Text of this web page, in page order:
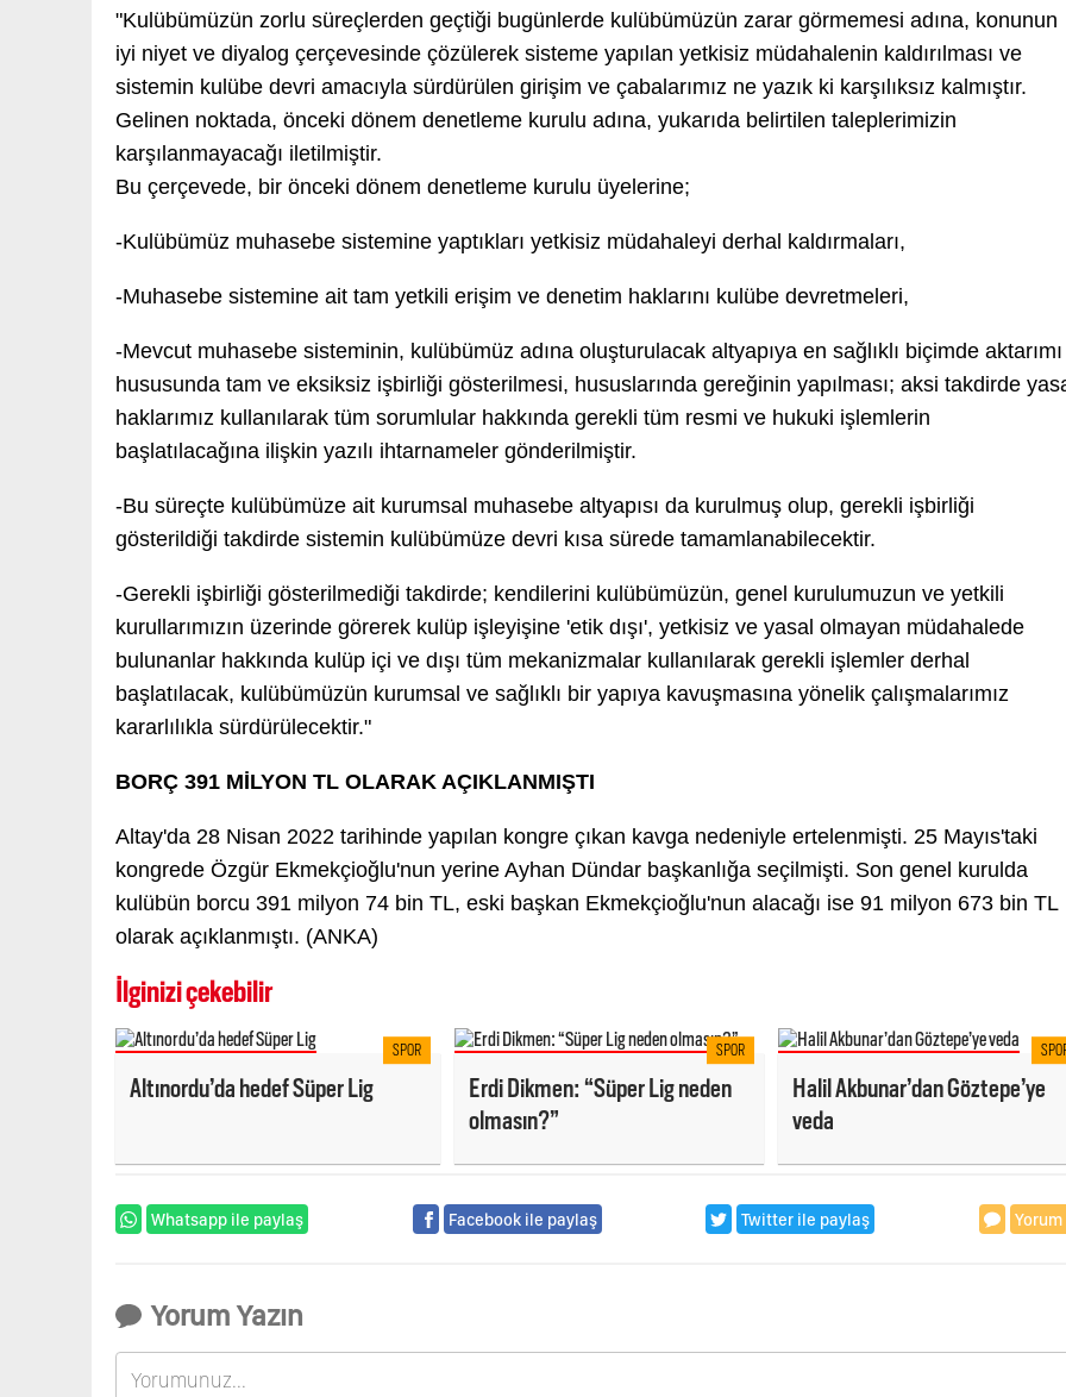
"Kulübümüzün zorlu süreçlerden geçtiği bugünlerde kulübümüzün zarar görmemesi adına, konunun
iyi niyet ve diyalog çerçevesinde çözülerek sisteme yapılan yetkisiz müdahalenin kaldırılması ve
sistemin kulübe devri amacıyla sürdürülen girişim ve çabalarımız ne yazık ki karşılıksız kalmıştır.
Gelinen noktada, önceki dönem denetleme kurulu adına, yukarıda belirtilen taleplerimizin
karşılanmayacağı iletilmiştir.
Bu çerçevede, bir önceki dönem denetleme kurulu üyelerine;
-Kulübümüz muhasebe sistemine yaptıkları yetkisiz müdahaleyi derhal kaldırmaları,
-Muhasebe sistemine ait tam yetkili erişim ve denetim haklarını kulübe devretmeleri,
-Mevcut muhasebe sisteminin, kulübümüz adına oluşturulacak altyapıya en sağlıklı biçimde aktarımı
hususunda tam ve eksiksiz işbirliği gösterilmesi, hususlarında gereğinin yapılması; aksi takdirde
haklarımız kullanılarak tüm sorumlular hakkında gerekli tüm resmi ve hukuki işlemlerin
başlatılacağına ilişkin yazılı ihtarnameler gönderilmiştir.
-Bu süreçte kulübümüze ait kurumsal muhasebe altyapısı da kurulmuş olup, gerekli işbirliği
gösterildiği takdirde sistemin kulübümüze devri kısa sürede tamamlanabilecektir.
-Gerekli işbirliği gösterilmediği takdirde; kendilerini kulübümüzün, genel kurulumuzun ve yetkili
kurullarımızın üzerinde görerek kulüp işleyişine 'etik dışı', yetkisiz ve yasal olmayan müdahalede
bulunanlar hakkında kulüp içi ve dışı tüm mekanizmalar kullanılarak gerekli işlemler derhal
başlatılacak, kulübümüzün kurumsal ve sağlıklı bir yapıya kavuşmasına yönelik çalışmalarımız
kararlılıkla sürdürülecektir."
BORÇ 391 MİLYON TL OLARAK AÇIKLANMIŞTI
Altay'da 28 Nisan 2022 tarihinde yapılan kongre çıkan kavga nedeniyle ertelenmişti. 25 Mayıs'taki
kongrede Özgür Ekmekçioğlu'nun yerine Ayhan Dündar başkanlığa seçilmişti. Son genel kurulda
kulübün borcu 391 milyon 74 bin TL, eski başkan Ekmekçioğlu'nun alacağı ise 91 milyon 673 bin TL
olarak açıklanmıştı. (ANKA)
İlginizi çekebilir
SPOR
Altınordu’da hedef Süper Lig
SPOR
Erdi Dikmen: “Süper Lig neden
olmasın?”
Halil Akbunar’dan Göztepe’ye
veda
Whatsapp ile paylaş Facebook ile paylaş Twitter ile paylaş Yorum
Yorum Yazın